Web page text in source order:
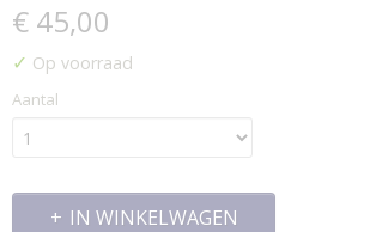
€ 45,00
✓ Op voorraad
Aantal
IN WINKELWAGEN